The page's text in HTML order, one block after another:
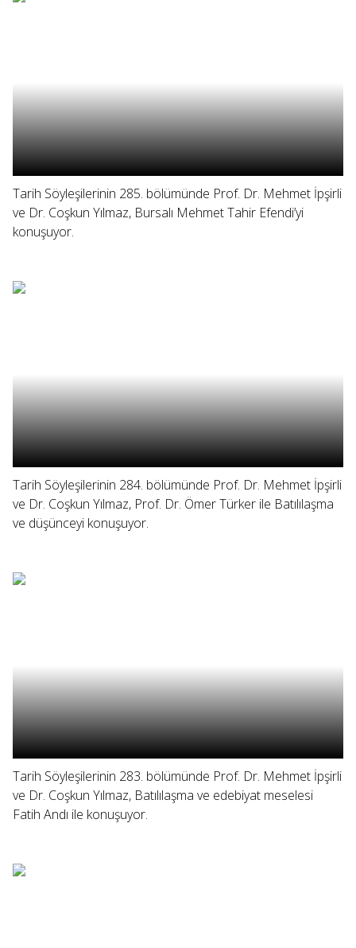
Tarih Söyleşilerinin 285. bölümünde Prof. Dr. Mehmet İpşirli
ve Dr. Coşkun Yılmaz, Bursalı Mehmet Tahir Efendi’yi
konuşuyor.
Tarih Söyleşilerinin 284. bölümünde Prof. Dr. Mehmet İpşirli
ve Dr. Coşkun Yılmaz, Prof. Dr. Ömer Türker ile Batılılaşma
ve düşünceyi konuşuyor.
Tarih Söyleşilerinin 283. bölümünde Prof. Dr. Mehmet İpşirli
ve Dr. Coşkun Yılmaz, Batılılaşma ve edebiyat meselesi
Fatih Andı ile konuşuyor.